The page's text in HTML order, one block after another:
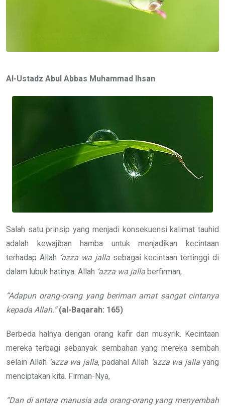
Al-Ustadz Abul Abbas Muhammad Ihsan
Salah satu prinsip yang menjadi konsekuensi kalimat tauhid
adalah kewajiban hamba untuk menjadikan kecintaan
terhadap Allah ‘azza wa jalla sebagai kecintaan tertinggi di
dalam lubuk hatinya. Allah ‘azza wa jalla berfirman,
“Adapun orang-orang yang beriman amat sangat cintanya
kepada Allah.”(al-Baqarah: 165)
Berbeda halnya dengan orang kafir dan musyrik. Kecintaan
mereka terbagi sebanyak sembahan yang mereka sembah
selain Allah ‘azza wa jalla, padahal Allah ‘azza wa jalla yang
menciptakan kita. Firman-Nya,
“Dan di antara manusia ada orang-orang yang menyembah